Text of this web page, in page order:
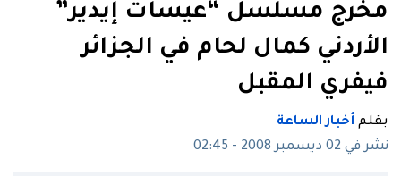
مخرج مسلسل “عيسات إيدير”
الأردني كمال لحام في الجزائر
فيفري المقبل
بقلم أخبار الساعة
نشر في 02 ديسمبر 2008 - 02:45